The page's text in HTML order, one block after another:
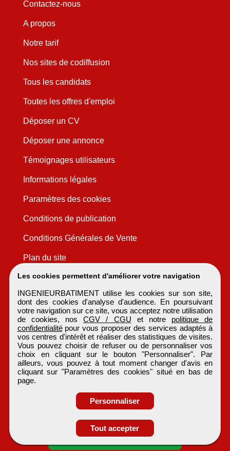
Obtenir ses
coordonnées
Les cookies permettent d'améliorer votre navigation
INGENIEURBATIMENT utilise les cookies sur son site,
dont des cookies d'analyse d'audience. En poursuivant
votre navigation sur ce site, vous acceptez notre utilisation
de cookies, nosCGV / CGU et notre politique de
confidentialitépour vous proposer des services adaptés à
vos centres d'intérêt et réaliser des statistiques de visites.
Vous pouvez choisir de refuser ou de personnaliser vos
choix en cliquant sur le bouton "Personnaliser". Par
ailleurs, vous pouvez à tout moment changer d'avis en
cliquant sur "Paramètres des cookies" situé en bas de
page.
Personnaliser
Tout accepter
Contactez-nous
A propos
Notre tarif
Nos sites de codiffusion
Tous les candidats
Toutes les offres d'emploi
Déposer un CV
Déposer une annonce
Témoignages utilisateurs
Informations légales
Paramètres des cookies
Conditions de publication
Conditions Générales de Vente
Plan du site
INGENIEURBATIMENT
Tous droits réservés © 1999 - 2026